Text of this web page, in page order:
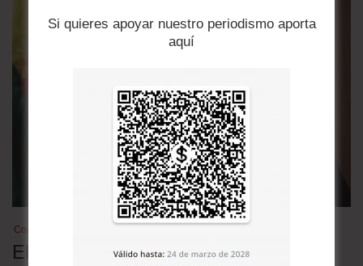
Combustibles
El exministro de Hidrocarburos es
Si quieres apoyar nuestro periodismo aporta
aquí